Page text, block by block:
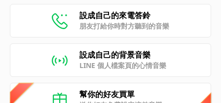
設成自己的來電答鈴
朋友打給你時對方聽到的音樂
設成自己的背景音樂
LINE 個人檔案頁的心情音樂
幫你的好友買單